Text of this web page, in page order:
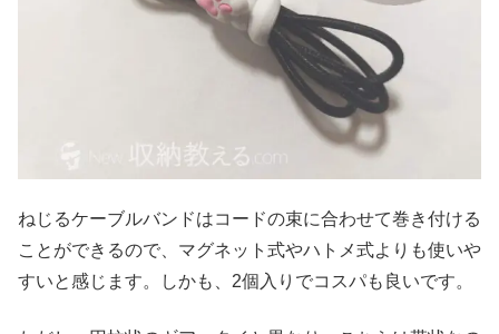
ねじるケーブルバンドはコードの束に合わせて巻き付ける
ことができるので、マグネット式やハトメ式よりも使いや
すいと感じます。しかも、2個入りでコスパも良いです。